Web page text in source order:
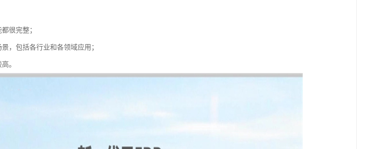
很完整；
，包括各行业和各领域应用；
。